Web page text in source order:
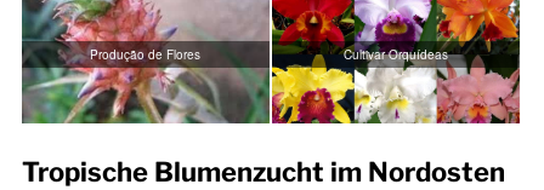
Produção de Flores Cultivar Orquídeas
Tropische Blumenzucht im Nordosten